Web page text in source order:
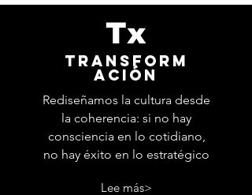
Tx
transform
ación
Rediseñamos la cultura desde
la coherencia: si no hay
consciencia en lo cotidiano,
no hay éxito en lo estratégico
Lee más>